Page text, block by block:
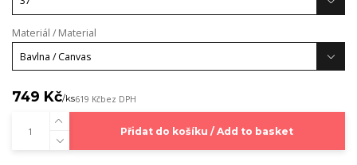
Materiál / Material
749 Kč/ks619 Kčbez DPH
Přidat do košíku / Add to basket